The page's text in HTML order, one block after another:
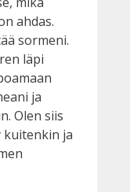
ahdas.
sormeni.
läpi
ja
Olen siis
kuitenkin ja